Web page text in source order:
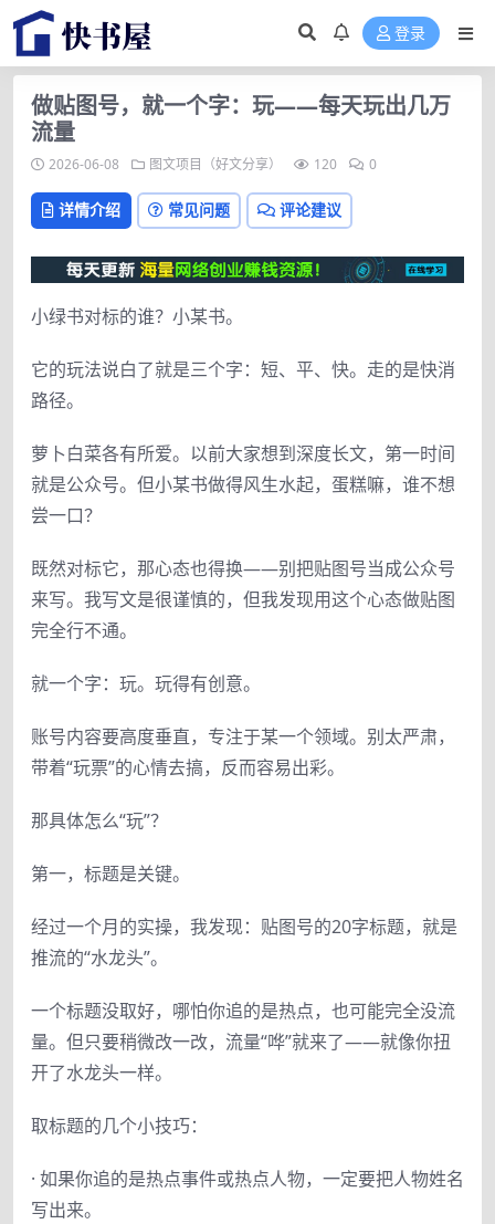
登录
做贴图号，就一个字：玩——每天玩出几万
流量
2026-06-08 图文项目（好文分享） 120 0
详情介绍 常见问题 评论建议
小绿书对标的谁？小某书。
它的玩法说白了就是三个字：短、平、快。走的是快消
路径。
萝卜白菜各有所爱。以前大家想到深度长文，第一时间
就是公众号。但小某书做得风生水起，蛋糕嘛，谁不想
尝一口？
既然对标它，那心态也得换——别把贴图号当成公众号
来写。我写文是很谨慎的，但我发现用这个心态做贴图
完全行不通。
就一个字：玩。玩得有创意。
账号内容要高度垂直，专注于某一个领域。别太严肃，
带着“玩票”的心情去搞，反而容易出彩。
那具体怎么“玩”？
第一，标题是关键。
经过一个月的实操，我发现：贴图号的20字标题，就是
推流的“水龙头”。
一个标题没取好，哪怕你追的是热点，也可能完全没流
量。但只要稍微改一改，流量“哗”就来了——就像你扭
开了水龙头一样。
取标题的几个小技巧：
· 如果你追的是热点事件或热点人物，一定要把人物姓名
写出来。